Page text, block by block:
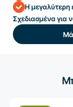
Η μεγαλύτερη
Σχεδιασμένα για